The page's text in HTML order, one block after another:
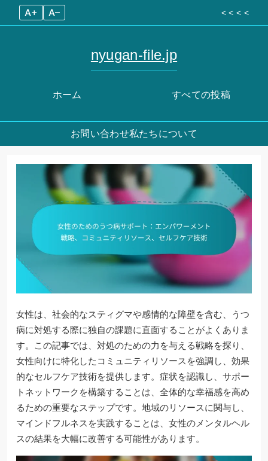
A+ A– < < < <
ホーム
nyugan-file.jp
すべての投稿
お問い合わせ私たちについて
女性は、社会的なスティグマや感情的な障壁を含む、うつ
病に対処する際に独自の課題に直面することがよくありま
す。この記事では、対処のための力を与える戦略を探り、
女性向けに特化したコミュニティリソースを強調し、効果
的なセルフケア技術を提供します。症状を認識し、サポー
トネットワークを構築することは、全体的な幸福感を高め
るための重要なステップです。地域のリソースに関与し、
マインドフルネスを実践することは、女性のメンタルヘル
スの結果を大幅に改善する可能性があります。